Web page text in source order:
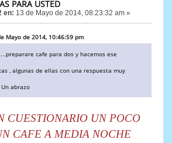
PARA USTED
en: 13 de Mayo de 2014, 08:23:32 am »
Mayo de 2014, 10:46:59 pm
cafe para dos y hacemos ese
, algunas de ellas con una respuesta muy
CUESTIONARIO UN POCO
CAFE A MEDIA NOCHE